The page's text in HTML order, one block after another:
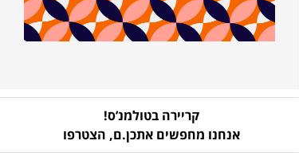
קריירה בטולמנ’ס!
אנחנו מחפשים אתכן.ם, הצטרפו